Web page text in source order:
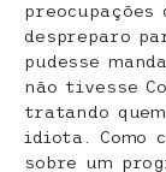
despreparo
pudesse
não tivesse
tratando
idiota. Como
sobre um